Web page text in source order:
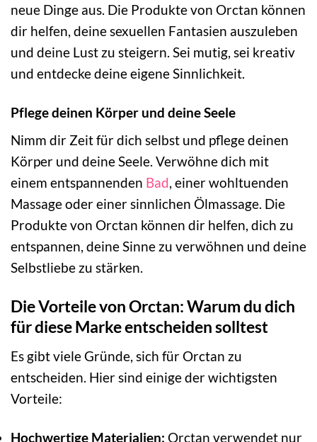
neue Dinge aus. Die Produkte von Orctan können
dir helfen, deine sexuellen Fantasien auszuleben
und deine Lust zu steigern. Sei mutig, sei kreativ
und entdecke deine eigene Sinnlichkeit.
Pflege deinen Körper und deine Seele
Nimm dir Zeit für dich selbst und pflege deinen
Körper und deine Seele. Verwöhne dich mit
einem entspannenden Bad, einer wohltuenden
Massage oder einer sinnlichen Ölmassage. Die
Produkte von Orctan können dir helfen, dich zu
entspannen, deine Sinne zu verwöhnen und deine
Selbstliebe zu stärken.
Die Vorteile von Orctan: Warum du dich
für diese Marke entscheiden solltest
Es gibt viele Gründe, sich für Orctan zu
entscheiden. Hier sind einige der wichtigsten
Vorteile:
Hochwertige Materialien: Orctan verwendet nur